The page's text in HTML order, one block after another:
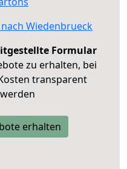
Wiedenbrueck
Formular
zu erhalten, bei
transparent
erhalten